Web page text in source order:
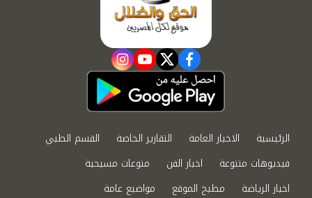
facebook
twitter
youtube
instagram
الرئيسية الاخبار العامة التقارير الخاصة
القسم الطبي
فيديوهات متنوعة
اخبار الفن
منوعات مسيحية
اخبار الرياضة
مطبخ الموقع مواضيع عامة